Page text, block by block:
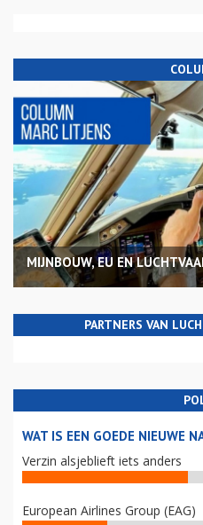
MIJNBOUW, EU EN
PARTNERS VAN
WAT IS EEN GOEDE NIEUWE
Verzin alsjeblieft iets anders
European Airlines Group (EAG)